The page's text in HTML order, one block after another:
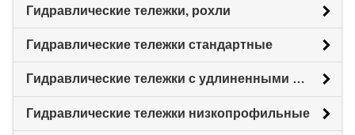
Гидравлические тележки, рохли
Гидравлические тележки стандартные
Гидравлические тележки с удлиненными вилами
Гидравлические тележки низкопрофильные